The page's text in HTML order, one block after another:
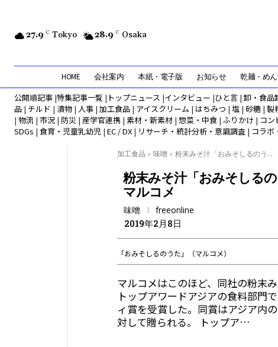
27.9 C Tokyo 28.9 C Osaka
HOME 会社案内 本紙・電子版 お知らせ 乾麺・めん
公開順記事 |特集記事一覧 | トップニュース |インタビュー |ひと言 |卸・食品
品 | チルド | 漬物 | 人事 | 加工食品 | アイスクリーム | はちみつ | 塩 | 砂糖 | 製
| 物流 | 市況 | 防災 | 産学官連携 | 素材・新素材 | 惣菜・中食 | ふりかけ | コン
SDGs | 食育・児童乳幼児 | EC / DX | リサーチ・統計分析・意識調査 | コラボ
加工食品 味噌 粉末みそ汁「おみそしるのう...
粉末みそ汁「おみそしる
マルコメ
味噌 freeonline
2019年2月8日
「おみそしるのうた」（マルコメ）
マルコメはこのほど、同社の粉末
トップアワードアジアの食料部門
ィ賞を受賞した。同賞はアジア内
対して贈られる。 トップア…